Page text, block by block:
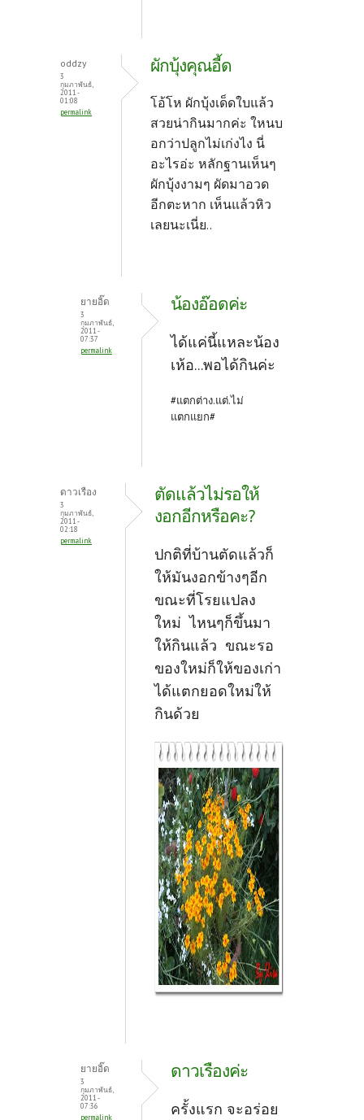
oddzy
3
กุมภาพันธ์,
2011 -
01:08
permalink
ผักบุ้งคุณอี้ด
โอ้โห ผักบุ้งเด็ดใบแล้ว
สวยน่ากินมากค่ะ ใหนบ
อกว่าปลูกไม่เก่งไง นี่
อะไรอ่ะ หลักฐานเห็นๆ
ผักบุ้งงามๆ ผัดมาอวด
อีกตะหาก เห็นแล้วหิว
เลยนะเนี่ย..
ยายอิ๊ด
3
กุมภาพันธ์,
2011 -
07:37
permalink
น้องอ๊อดค่ะ
ได้แค่นี้แหละน้อง
เห้อ...พอได้กินค่ะ
#แตกต่าง.แต่.ไม่
แตกแยก#
ดาวเรือง
3
กุมภาพันธ์,
2011 -
02:18
permalink
ตัดแล้วไม่รอให้
งอกอีกหรือคะ?
ปกติที่บ้านตัดแล้วก็
ให้มันงอกข้างๆอีก
ขณะที่โรยแปลง
ใหม่ ไหนๆก็ขึ้นมา
ให้กินแล้ว ขณะรอ
ของใหม่ก็ให้ของเก่า
ได้แตกยอดใหม่ให้
กินด้วย
ยายอิ๊ด
3
กุมภาพันธ์,
2011 -
07:36
permalink
ดาวเรืองค่ะ
ครั้งแรก จะอร่อย